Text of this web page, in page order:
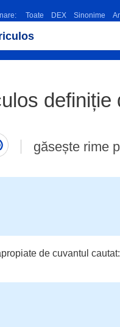
Toate DEX Sinonime
definiție
găsește rime
de cuvantul cautat: